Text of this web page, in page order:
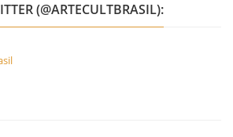
(@ARTECULTBRASIL):